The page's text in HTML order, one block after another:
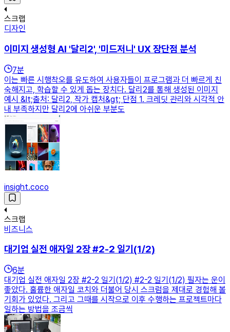
스크랩
디자인
이미지 생성형 AI '달리2', '미드저니' UX 장단점 분석
7분
이는 빠른 시행착오를 유도하여 사용자들이 프로그램과 더 빠르게 친
숙해지고, 학습할 수 있게 돕는 장치다. 달리2를 통해 생성된 이미지
예시 &lt;출처: 달리2, 작가 캡처&gt; 단점 1. 크레딧 관리와 시각적 안
내 부족하지만 달리2에 아쉬운 부분도
insight.coco
스크랩
비즈니스
대기업 실전 애자일 2장 #2-2 일기(1/2)
6분
대기업 실전 애자일 2장 #2-2 일기(1/2) #2-2 일기(1/2) 필자는 운이
좋았다. 훌륭한 애자일 코치와 더불어 당시 스크럼을 제대로 경험해 볼
기회가 있었다. 그리고 그때를 시작으로 이후 수행하는 프로젝트마다
일하는 방법을 조금씩